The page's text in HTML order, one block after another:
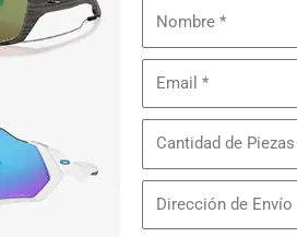
Nombre
Cantidad